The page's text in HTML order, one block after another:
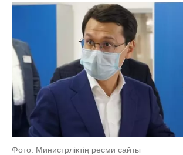
Фото: Министрліктің ресми сайты